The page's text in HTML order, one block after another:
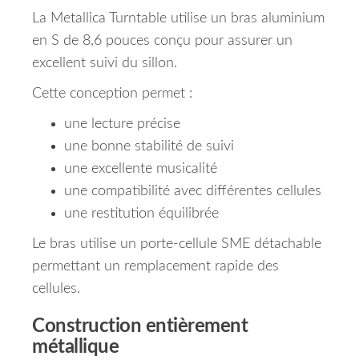
La Metallica Turntable utilise un bras aluminium
en S de 8,6 pouces conçu pour assurer un
excellent suivi du sillon.
Cette conception permet :
une lecture précise
une bonne stabilité de suivi
une excellente musicalité
une compatibilité avec différentes cellules
une restitution équilibrée
Le bras utilise un porte-cellule SME détachable
permettant un remplacement rapide des
cellules.
Construction entièrement
métallique